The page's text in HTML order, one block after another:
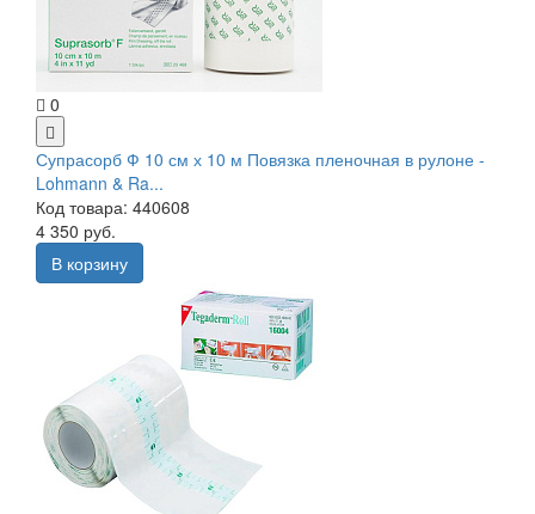
0
Супрасорб Ф 10 см х 10 м Повязка пленочная в рулоне -
Lohmann & Ra...
Код товара: 440608
4 350 руб.
В корзину